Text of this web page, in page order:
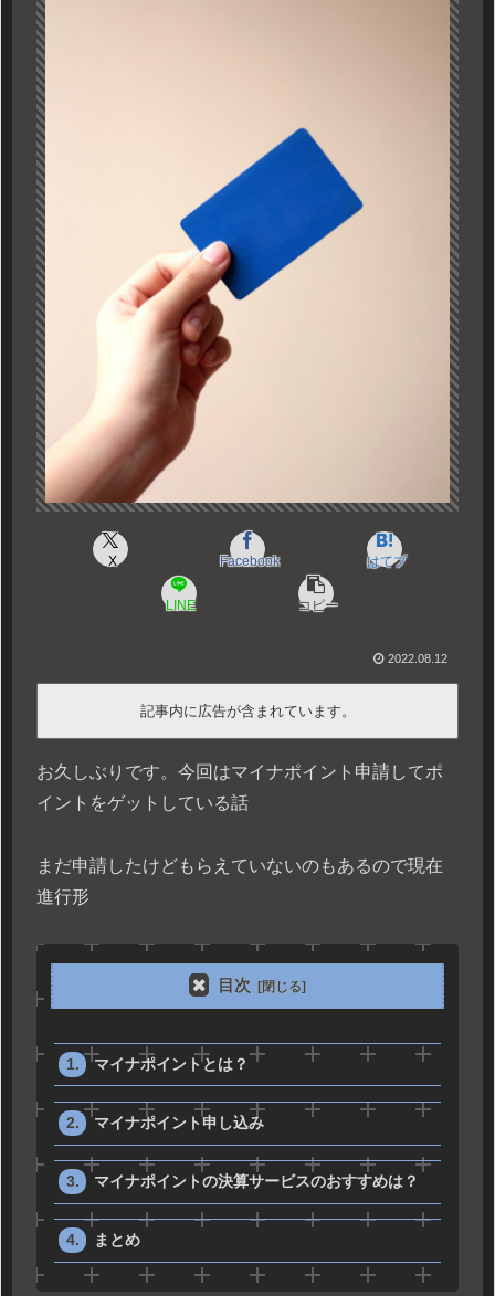
X Facebook はてブ
LINE コピー
2022.08.12
記事内に広告が含まれています。
お久しぶりです。今回はマイナポイント申請してポ
イントをゲットしている話
まだ申請したけどもらえていないのもあるので現在
進行形
目次
マイナポイントとは？
マイナポイント申し込み
マイナポイントの決算サービスのおすすめは？
まとめ